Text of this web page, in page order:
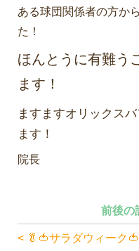
ある球団関係者の方か
た！
ほんとうに有難う
ます！
ますますオリックス
ます！
院長
前後の
< 🥬🍅サラダウィーク